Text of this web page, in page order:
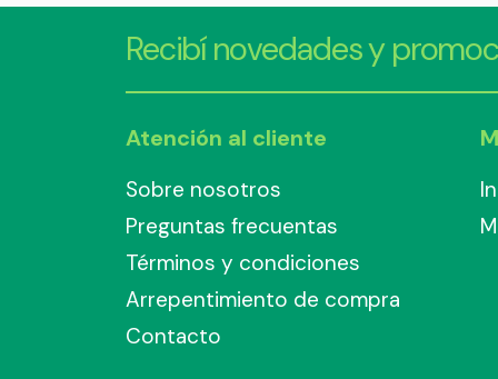
Recibí novedades y
Atención al cliente
Sobre nosotros
Preguntas frecuentas
Términos y condiciones
Arrepentimiento de compra
Contacto